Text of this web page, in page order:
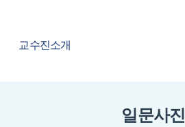
교수진소개
일문사진